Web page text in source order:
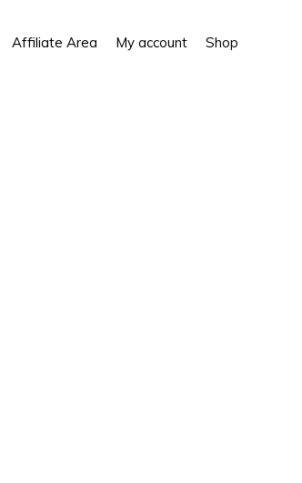
Affiliate Area My account Shop